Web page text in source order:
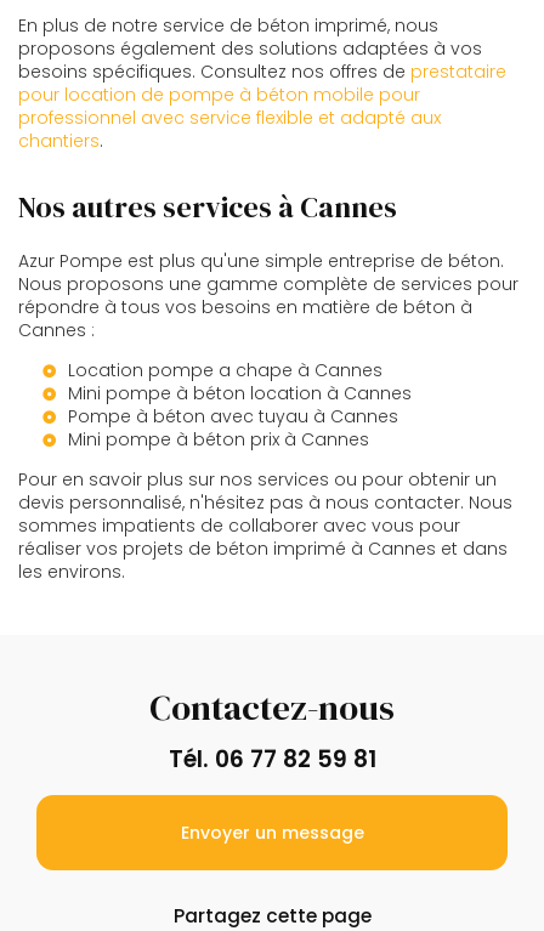
En plus de notre service de béton imprimé, nous
proposons également des solutions adaptées à vos
besoins spécifiques. Consultez nos offres de prestataire
pour location de pompe à béton mobile pour
professionnel avec service flexible et adapté aux
chantiers.
Nos autres services à Cannes
Azur Pompe est plus qu'une simple entreprise de béton.
Nous proposons une gamme complète de services pour
répondre à tous vos besoins en matière de béton à
Cannes :
Location pompe a chape à Cannes
Mini pompe à béton location à Cannes
Pompe à béton avec tuyau à Cannes
Mini pompe à béton prix à Cannes
Pour en savoir plus sur nos services ou pour obtenir un
devis personnalisé, n'hésitez pas à nous contacter. Nous
sommes impatients de collaborer avec vous pour
réaliser vos projets de béton imprimé à Cannes et dans
les environs.
Contactez-nous
Tél. 06 77 82 59 81
Envoyer un message
Partagez cette page